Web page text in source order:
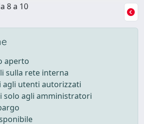
8 a 10
aperto
sulla rete interna
agli utenti autorizzati
solo agli amministratori